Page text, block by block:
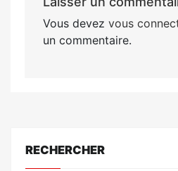
Vous devez vous
un commentaire.
RECHERCHER